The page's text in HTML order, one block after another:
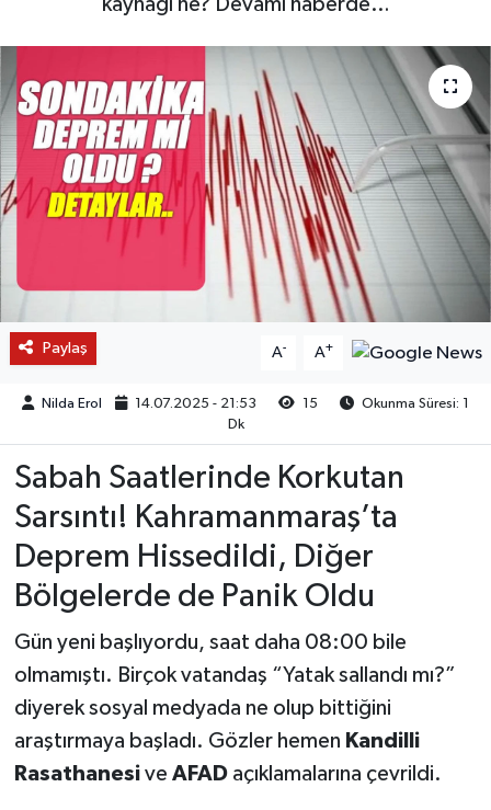
Paylaş A- A+
Nilda Erol 14.07.2025 - 21:53 15
Okunma Süresi: 1
Dk
Sabah Saatlerinde Korkutan
Sarsıntı! Kahramanmaraş’ta
Deprem Hissedildi, Diğer
Bölgelerde de Panik Oldu
Gün yeni başlıyordu, saat daha 08:00 bile
olmamıştı. Birçok vatandaş “Yatak sallandı mı?”
diyerek sosyal medyada ne olup bittiğini
araştırmaya başladı. Gözler hemen Kandilli
Rasathanesive AFADaçıklamalarına çevrildi.